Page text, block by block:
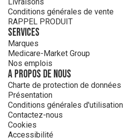
Conditions générales de vente
RAPPEL PRODUIT
Services
Marques
Medicare-Market Group
Nos emplois
A propos de nous
Charte de protection de données
Présentation
Conditions générales d'utilisation
Contactez-nous
Cookies
Accessibilité